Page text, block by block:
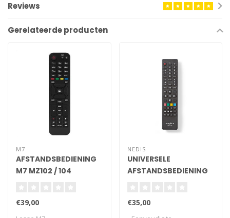
Reviews
Gerelateerde producten
M7
AFSTANDSBEDIENING
M7 MZ102 / 104
€39,00
NEDIS
UNIVERSELE
AFSTANDSBEDIENING
€35,00